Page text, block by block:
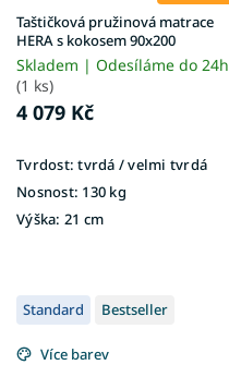
Taštičková pružinová matrace
HERA s kokosem 90x200
Skladem | Odesíláme do 24h
(1 ks)
4 079 Kč
Tvrdost:tvrdá / velmi tvrdá
Nosnost: 130 kg
Výška: 21 cm
Standard Bestseller
Více barev